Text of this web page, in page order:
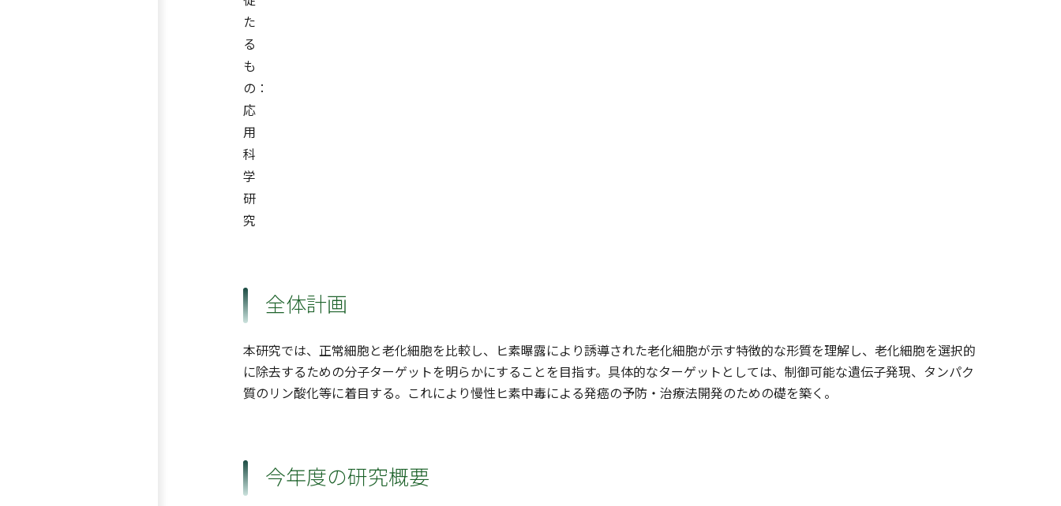
た
る
も
の：
応
用
科
学
研
究
全体計画
本研究では、正常細胞と老化細胞を比較し、ヒ素曝露により誘導された老化細胞が示す特徴的な形質を理解し、老化細胞を選択的
に除去するための分子ターゲットを明らかにすることを目指す。具体的なターゲットとしては、制御可能な遺伝子発現、タンパク
質のリン酸化等に着目する。これにより慢性ヒ素中毒による発癌の予防・治療法開発のための礎を築く。
今年度の研究概要